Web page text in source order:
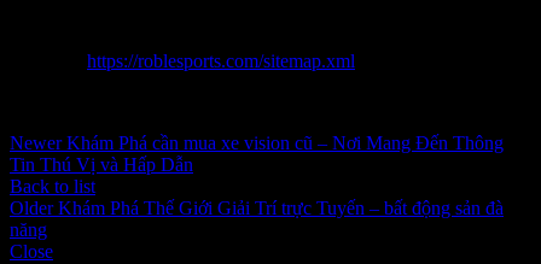
https://roblesports.com/sitemap.xml
Newer Khám Phá cần mua xe vision cũ – Nơi Mang Đến Thông
Tin Thú Vị và Hấp Dẫn
Back to list
Older Khám Phá Thế Giới Giải Trí trực Tuyến – bất động sản đà
năng
Close